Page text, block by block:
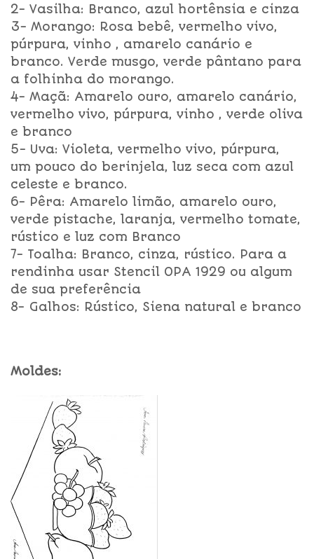
2- Vasilha: Branco, azul hortênsia e cinza
3- Morango: Rosa bebê, vermelho vivo,
púrpura, vinho , amarelo canário e
branco. Verde musgo, verde pântano para
a folhinha do morango.
4- Maçã: Amarelo ouro, amarelo canário,
vermelho vivo, púrpura, vinho , verde oliva
e branco
5- Uva: Violeta, vermelho vivo, púrpura,
um pouco do berinjela, luz seca com azul
celeste e branco.
6- Pêra: Amarelo limão, amarelo ouro,
verde pistache, laranja, vermelho tomate,
rústico e luz com Branco
7- Toalha: Branco, cinza, rústico. Para a
rendinha usar Stencil OPA 1929 ou algum
de sua preferência
8- Galhos: Rústico, Siena natural e branco
Moldes: